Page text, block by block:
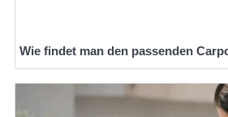
Wie findet man den passenden